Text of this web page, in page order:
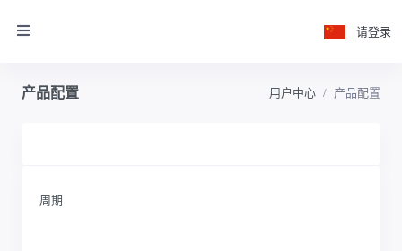
请登录
产品配置 用户中心 产品配置
周期